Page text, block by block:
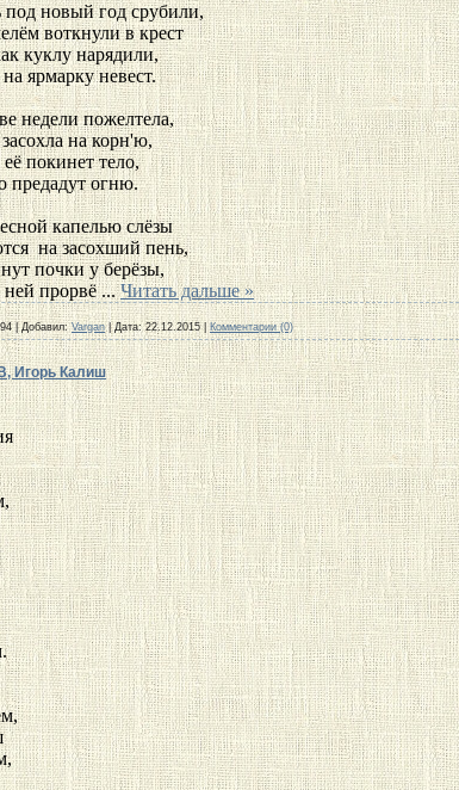
под новый год срубили,
воткнули в крест
куклу нарядили,
на ярмарку невест.
недели пожелтела,
засохла на корн'ю,
её покинет тело,
предадут огню.
капелью слёзы
на засохший пень,
почки у берёзы,
ней прорвё...Читать дальше »
|Добавил: Vargan |Дата: 22.12.2015 Комментарии (0)
Калиш